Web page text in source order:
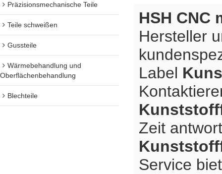
Präzisionsmechanische Teile
Teile schweißen
Gussteile
Wärmebehandlung und
Oberflächenbehandlung
Blechteile
HSH CNC
Hersteller
Label
Zeit
Service